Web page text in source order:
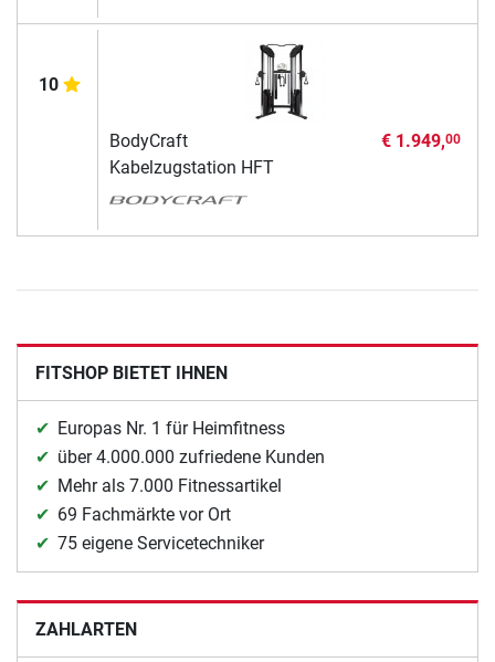
10
BodyCraft
Kabelzugstation HFT
€ 1.949,00
FITSHOP BIETET IHNEN
Europas Nr. 1 für Heimfitness
über 4.000.000 zufriedene Kunden
Mehr als 7.000 Fitnessartikel
69 Fachmärkte vor Ort
75 eigene Servicetechniker
ZAHLARTEN